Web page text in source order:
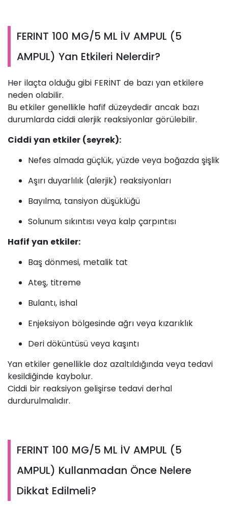
FERINT 100 MG/5 ML İV AMPUL (5
AMPUL) Yan Etkileri Nelerdir?
Her ilaçta olduğu gibi FERİNT de bazı yan etkilere
neden olabilir.
Bu etkiler genellikle hafif düzeydedir ancak bazı
durumlarda ciddi alerjik reaksiyonlar görülebilir.
Ciddi yan etkiler (seyrek):
Nefes almada güçlük, yüzde veya boğazda şişlik
Aşırı duyarlılık (alerjik) reaksiyonları
Bayılma, tansiyon düşüklüğü
Solunum sıkıntısı veya kalp çarpıntısı
Hafif yan etkiler:
Baş dönmesi, metalik tat
Ateş, titreme
Bulantı, ishal
Enjeksiyon bölgesinde ağrı veya kızarıklık
Deri döküntüsü veya kaşıntı
Yan etkiler genellikle doz azaltıldığında veya tedavi
kesildiğinde kaybolur.
Ciddi bir reaksiyon gelişirse tedavi derhal
durdurulmalıdır.
FERINT 100 MG/5 ML İV AMPUL (5
AMPUL) Kullanmadan Önce Nelere
Dikkat Edilmeli?